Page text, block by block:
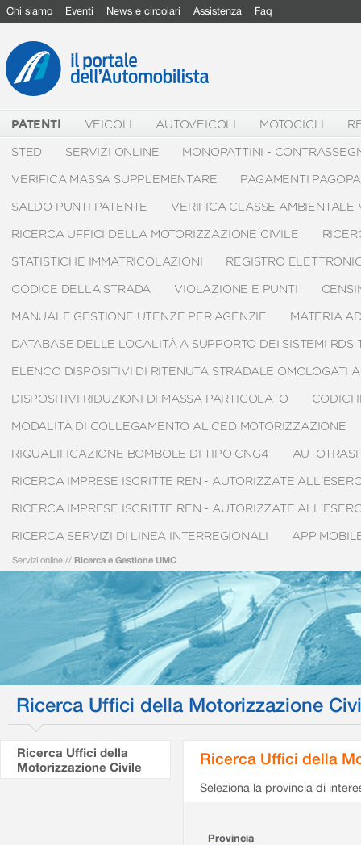
Chi siamo Eventi News e circolari Assistenza Faq
PATENTI VEICOLI AUTOVEICOLI MOTOCICLI
STED SERVIZI ONLINE MONOPATTINI -
VERIFICA MASSA SUPPLEMENTARE PAGAMENTI PAGOPA
SALDO PUNTI PATENTE VERIFICA CLASSE AMBIENTALE
RICERCA UFFICI DELLA MOTORIZZAZIONE CIVILE
STATISTICHE IMMATRICOLAZIONI REGISTRO
CODICE DELLA STRADA VIOLAZIONE E PUNTI
MANUALE GESTIONE UTENZE PER AGENZIE MATERIA
DATABASE DELLE LOCALITÀ A SUPPORTO DEI SISTEMI RDS
ELENCO DISPOSITIVI DI RITENUTA STRADALE OMOLOGATI
DISPOSITIVI RIDUZIONI DI MASSA PARTICOLATO CODICI
MODALITÀ DI COLLEGAMENTO AL CED MOTORIZZAZIONE
RIQUALIFICAZIONE BOMBOLE DI TIPO CNG4
RICERCA IMPRESE ISCRITTE REN - AUTORIZZATE
RICERCA IMPRESE ISCRITTE REN - AUTORIZZATE
RICERCA SERVIZI DI LINEA INTERREGIONALI APP
Servizi online // Ricerca e Gestione UMC
Ricerca Uffici della Motorizzazione
Ricerca Uffici della
Motorizzazione Civile
Ricerca Uffici della
Seleziona la provincia di
Provincia